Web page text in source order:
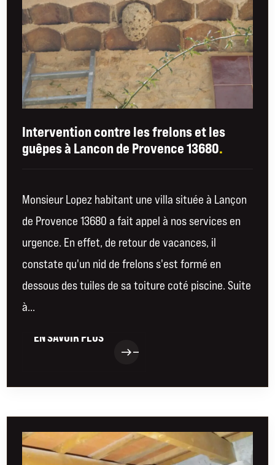
Intervention contre les frelons et les
guêpes à Lancon de Provence 13680.
Monsieur Lopez habitant une villa située à Lançon
de Provence 13680 a fait appel à nos services en
urgence. En effet, de retour de vacances, il
constate qu'un nid de frelons s'est formé en
dessous des tuiles de sa toiture coté piscine. Suite
à...
EN SAVOIR PLUS
easteast